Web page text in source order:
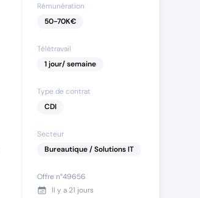
Rémunération
50-70K€
Télétravail
1 jour/ semaine
Type de contrat
CDI
Secteur
Bureautique / Solutions IT
Offre n°49656
Il y a 21 jours